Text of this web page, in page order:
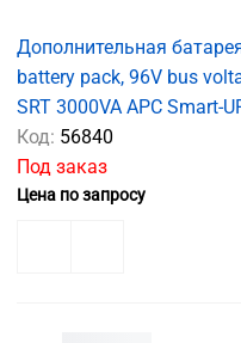
Дополнительная
battery pack, 96V bus
SRT 3000VA APC Smart-
Код: 56840
Под заказ
Цена по запросу